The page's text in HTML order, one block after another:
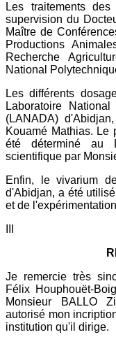
Les traitements
supervision du
Maître de
Productions
Recherche
National
Les différents
Laboratoire
(LANADA)
Kouamé Mathias. Le
été déterminé au
scientifique par
Enfin, le vivarium
d'Abidjan, a été
et de
Je remercie très
Félix Houphouët-
Monsieur BALLO
autorisé mon
institution qu'il dirige.